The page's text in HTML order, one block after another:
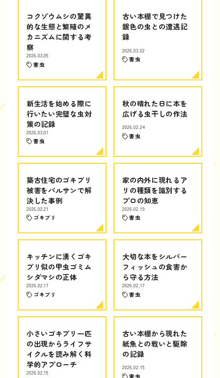
コクゾウムシの驚異
的な生態と繁殖のメ
カニズムに関する考
察
2026.03.05
害虫
古い本棚で見つけた
銀色の虫との遭遇記
録
2026.03.02
害虫
新生活を始める際に
行いたい完璧な虫対
策の記録
2026.03.01
害虫
秋の晴れた日に本を
広げる虫干しの作法
2026.02.24
害虫
築古住宅のゴキブリ
被害をバルサンで解
決した事例
2026.02.21
ゴキブリ
家の内外に現れるア
リの種類を識別する
プロの知恵
2026.02.19
害虫
キッチンに湧くゴキ
ブリ似の甲虫ゴミム
シダマシの正体
2026.02.17
ゴキブリ
大切な本をシルバー
フィッシュの食害か
ら守る方法
2026.02.17
害虫
小さいゴキブリ一匹
の出現からライフサ
イクルを読み解く科
学的アプローチ
2026.02.15
古い本棚から現れた
紙魚との戦いと駆除
の記録
2026.02.15
害虫